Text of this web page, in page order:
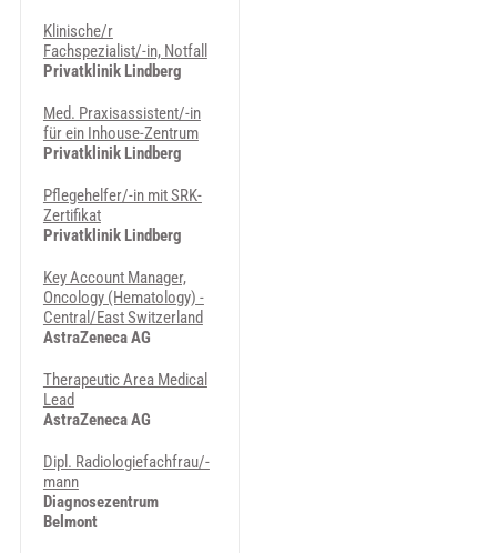
Klinische/r
Fachspezialist/-in, Notfall
Privatklinik Lindberg
Med. Praxisassistent/-in
für ein Inhouse-Zentrum
Privatklinik Lindberg
Pflegehelfer/-in mit SRK-
Zertifikat
Privatklinik Lindberg
Key Account Manager,
Oncology (Hematology) -
Central/East Switzerland
AstraZeneca AG
Therapeutic Area Medical
Lead
AstraZeneca AG
Dipl. Radiologiefachfrau/-
mann
Diagnosezentrum
Belmont